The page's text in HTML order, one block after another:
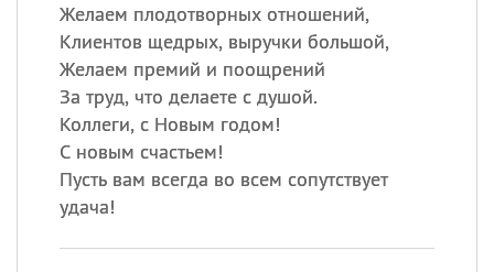
Желаем плодотворных отношений,
Клиентов щедрых, выручки большой,
Желаем премий и поощрений
За труд, что делаете с душой.
Коллеги, с Новым годом!
С новым счастьем!
Пусть вам всегда во всем сопутствует
удача!